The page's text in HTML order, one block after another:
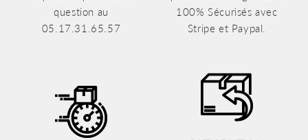
question au
05.17.31.65.57
100% Sécurisés avec
Stripe et Paypal.